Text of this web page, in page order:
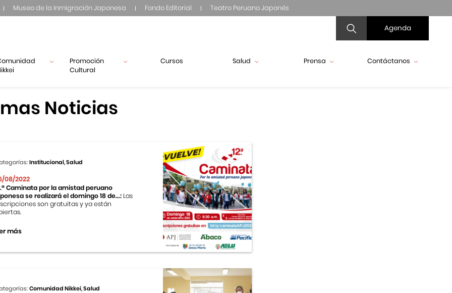
Museo de la Inmigración Japonesa Fondo Editorial Teatro Peruano Japonés
Agenda
Promoción
Cultural
Cursos Salud Prensa Contáctanos
Noticias
Institucional, Salud
08/2022
Caminata por la amistad peruano
se realizará el domingo 18 de...: Las
son gratuitas y ya están
más
Comunidad Nikkei, Salud